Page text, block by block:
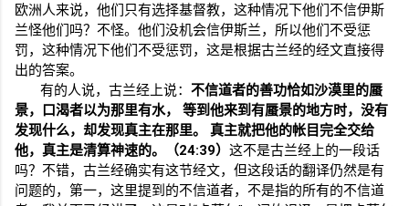
欧洲人来说，他们只有选择基督教，这种情况下他们不信伊斯
兰怪他们吗？不怪。他们没机会信伊斯兰，所以他们不受惩
罚，这种情况下他们不受惩罚，这是根据古兰经的经文直接得
出的答案。
有的人说，古兰经上说： 不信道者的善功恰如沙漠里的蜃
景，口渴者以为那里有水，
等到他来到有蜃景的地方时，没有
发现什么，却发现真主在那里。
真主就把他的帐目完全交给
他，真主是清算神速的。（24:39） 这不是古兰经上的一段话
吗？不错，古兰经确实有这节经文，但这段话的翻译仍然是有
问题的，第一，这里提到的不信道者，不是指的所有的不信道